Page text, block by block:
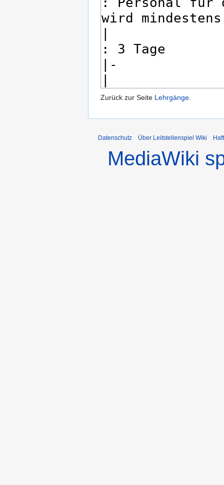
Zurück zur Seite Lehrgänge
Datenschutz Über Leitstellenspiel Wiki
MediaWiki